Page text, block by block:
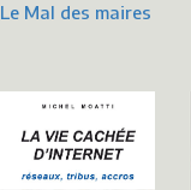
Le Mal des maires